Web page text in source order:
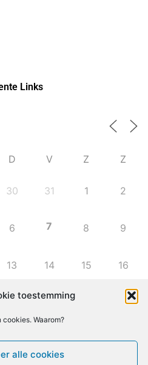
toestemming
Waarom?
alle cookies
Links
D V Z Z
30 31 1 2
6 7 8 9
13 14 15 16
20 21 23
27 28 29 30